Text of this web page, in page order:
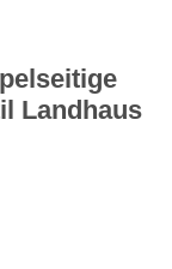
Landhaus